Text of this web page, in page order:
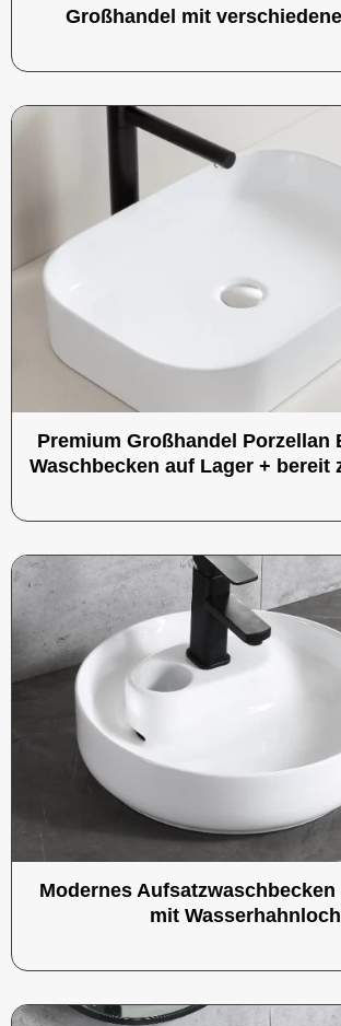
Großhandel mit
Premium Großhandel Porzellan
Waschbecken auf Lager + bereit
Modernes Aufsatzwaschbecken
mit Wasserhahnloch